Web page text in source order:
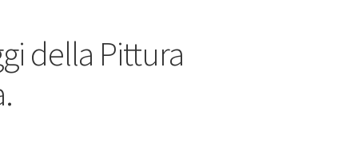
della Pittura